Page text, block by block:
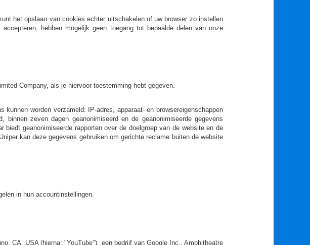
het opslaan van cookies echter uitschakelen of uw browser zo instellen
hebben mogelijk geen toegang tot bepaalde delen van onze
Company, als je hiervoor toestemming hebt gegeven.
worden verzameld: IP-adres, apparaat- en browsereigenschappen
binnen zeven dagen geanonimiseerd en de geanonimiseerde gegevens
geanonimiseerde rapporten over de doelgroep van de website en de
kan deze gegevens gebruiken om gerichte reclame buiten de website
in hun accountinstellingen.
CA, USA (hierna: "YouTube"), een bedrijf van Google Inc., Amphitheatre